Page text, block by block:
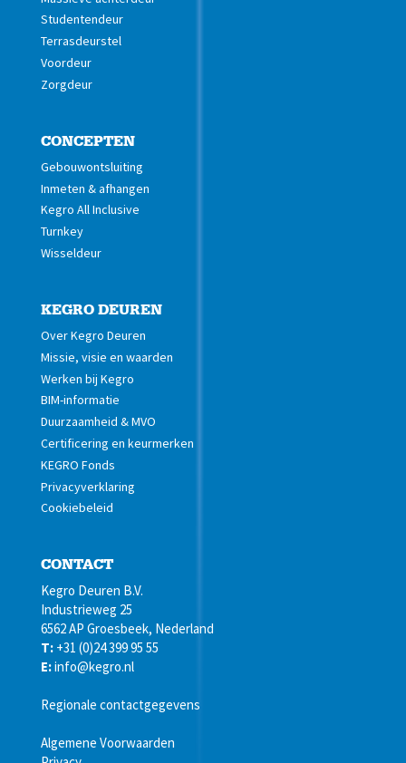
Studentendeur
Terrasdeurstel
Voordeur
Zorgdeur
CONCEPTEN
Gebouwontsluiting
Inmeten & afhangen
Kegro All Inclusive
Turnkey
Wisseldeur
KEGRO DEUREN
Over Kegro Deuren
Missie, visie en waarden
Werken bij Kegro
BIM-informatie
Duurzaamheid & MVO
Certificering en keurmerken
KEGRO Fonds
Privacyverklaring
Cookiebeleid
CONTACT
Kegro Deuren B.V.
Industrieweg 25
6562 AP Groesbeek, Nederland
T: +31 (0)24 399 95 55
E:info@kegro.nl
Regionale contactgegevens
Algemene Voorwaarden